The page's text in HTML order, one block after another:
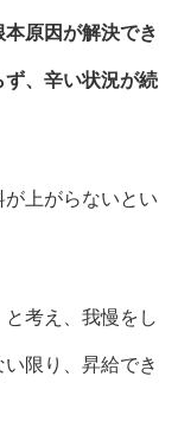
本原因が解決でき
、辛い状況が続
上がらないとい
と考え、我慢をし
限り、昇給でき